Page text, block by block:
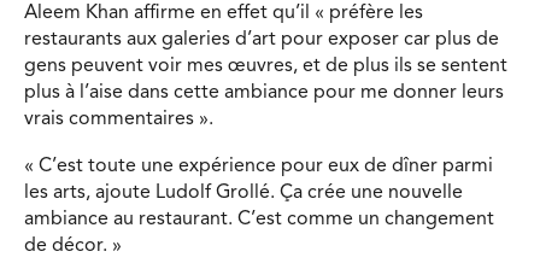
Aleem Khan affirme en effet qu’il « préfère les
restaurants aux galeries d’art pour exposer car plus de
gens peuvent voir mes œuvres, et de plus ils se sentent
plus à l’aise dans cette ambiance pour me donner leurs
vrais commentaires ».
« C’est toute une expérience pour eux de dîner parmi
les arts, ajoute Ludolf Grollé. Ça crée une nouvelle
ambiance au restaurant. C’est comme un changement
de décor. »